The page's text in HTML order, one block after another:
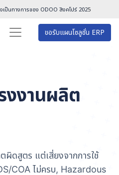
เป็นทางการของ ODOO สิงคโปร์ 2025
ขอรับแผนโซลูชั่น ERP
งงานผลิต
ผิดสูตร แต่เสี่ยงจากการใช้
COA ไม่ครบ, Hazardous